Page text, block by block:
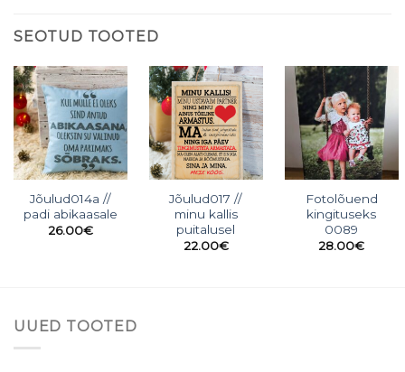
SEOTUD TOOTED
Jõulud014a //
padi abikaasale
26.00€
Jõulud017 //
minu kallis
puitalusel
22.00€
Fotolõuend
kingituseks
0089
28.00€
UUED TOOTED